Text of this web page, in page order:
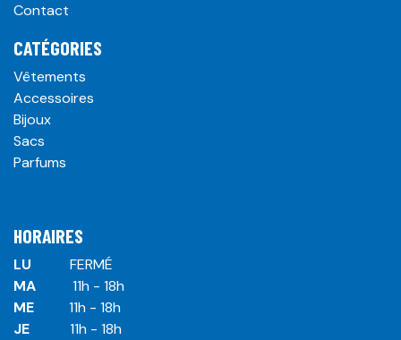
Contact
CATÉGORIES
Vêtements
Accessoires
Bijoux
Sacs
Parfums
HORAIRES
LU
​ ​FERMÉ
MA
​11h - 18h
ME
​11h - 18h
JE
​​11h - 18h